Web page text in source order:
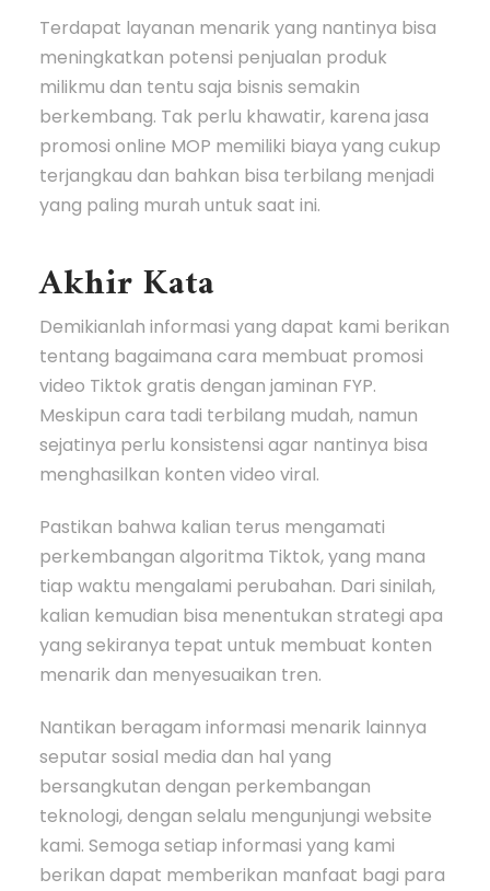
Terdapat layanan menarik yang nantinya bisa
meningkatkan potensi penjualan produk
milikmu dan tentu saja bisnis semakin
berkembang. Tak perlu khawatir, karena jasa
promosi online MOP memiliki biaya yang cukup
terjangkau dan bahkan bisa terbilang menjadi
yang paling murah untuk saat ini.
Akhir Kata
Demikianlah informasi yang dapat kami berikan
tentang bagaimana cara membuat promosi
video Tiktok gratis dengan jaminan FYP.
Meskipun cara tadi terbilang mudah, namun
sejatinya perlu konsistensi agar nantinya bisa
menghasilkan konten video viral.
Pastikan bahwa kalian terus mengamati
perkembangan algoritma Tiktok, yang mana
tiap waktu mengalami perubahan. Dari sinilah,
kalian kemudian bisa menentukan strategi apa
yang sekiranya tepat untuk membuat konten
menarik dan menyesuaikan tren.
Nantikan beragam informasi menarik lainnya
seputar sosial media dan hal yang
bersangkutan dengan perkembangan
teknologi, dengan selalu mengunjungi website
kami. Semoga setiap informasi yang kami
berikan dapat memberikan manfaat bagi para